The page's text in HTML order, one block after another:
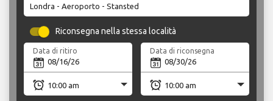
Riconsegna nella stessa località
Data di ritiro Data di riconsegna